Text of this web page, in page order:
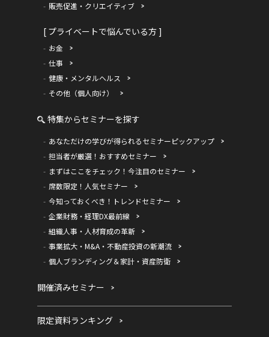
販売促進・クリエイティブ
[ プライベートで悩んでいる方 ]
お金
仕事
健康・メンタルヘルス
その他（個人向け）
特集からセミナーを探す
あなただけの学びが得られるセミナーピックアップ
担当者が厳選！おすすめセミナー
まずはここをチェック！今注目のセミナー
席数限定！人気セミナー
今知っておくべき！トレンドセミナー
企業財務・経理DX最前線
組織人事・人材育成の革新
事業拡大・M&A・不動産投資の新潮流
個人ブランディング＆家計・資産防衛
開催済みセミナー
限定資料ランキング